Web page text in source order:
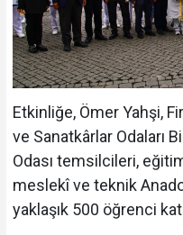
Etkinliğe, Ömer Yahşi,
ve Sanatkârlar Odaları
Odası temsilcileri,
meslekî ve teknik
yaklaşık 500 öğrenci